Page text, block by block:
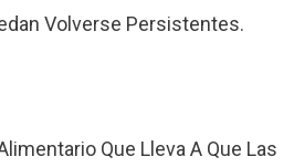
Volverse Persistentes.
Que Lleva A Que Las